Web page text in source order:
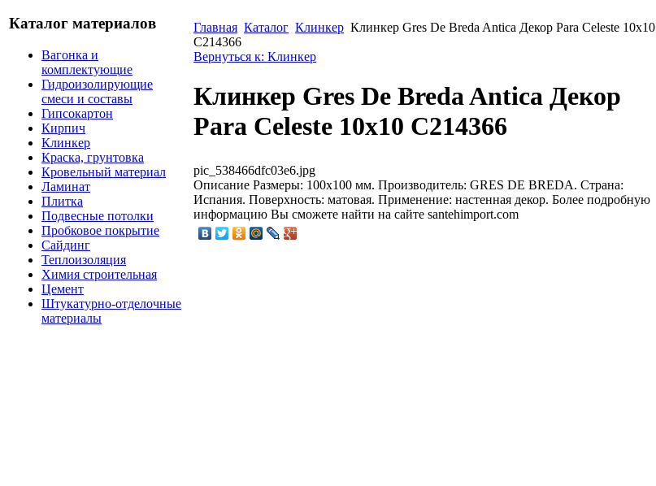
Каталог материалов
Вагонка и
комплектующие
Гидроизолирующие
смеси и составы
Гипсокартон
Кирпич
Клинкер
Краска, грунтовка
Кровельный материал
Ламинат
Плитка
Подвесные потолки
Пробковое покрытие
Сайдинг
Теплоизоляция
Химия строительная
Цемент
Штукатурно-отделочные
материалы
Главная Каталог Клинкер Клинкер Gres De Breda Antica Декор Para Celeste 10х10
C214366
Вернуться к: Клинкер
Клинкер Gres De Breda Antica Декор
Para Celeste 10х10 C214366
pic_538466dfc03e6.jpg
Описание Размеры: 100x100 мм. Производитель: GRES DE BREDA. Страна:
Испания. Поверхность: матовая. Применение: настенная декор. Более подробную
информацию Вы сможете найти на сайте santehimport.com